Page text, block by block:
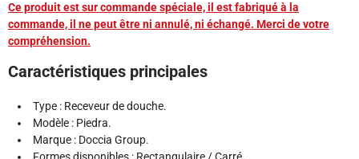
Ce produit est sur commande spéciale, il est fabriqué à la
commande, il ne peut être ni annulé, ni échangé. Merci de votre
compréhension.
Caractéristiques principales
Type : Receveur de douche.
Modèle : Piedra.
Marque : Doccia Group.